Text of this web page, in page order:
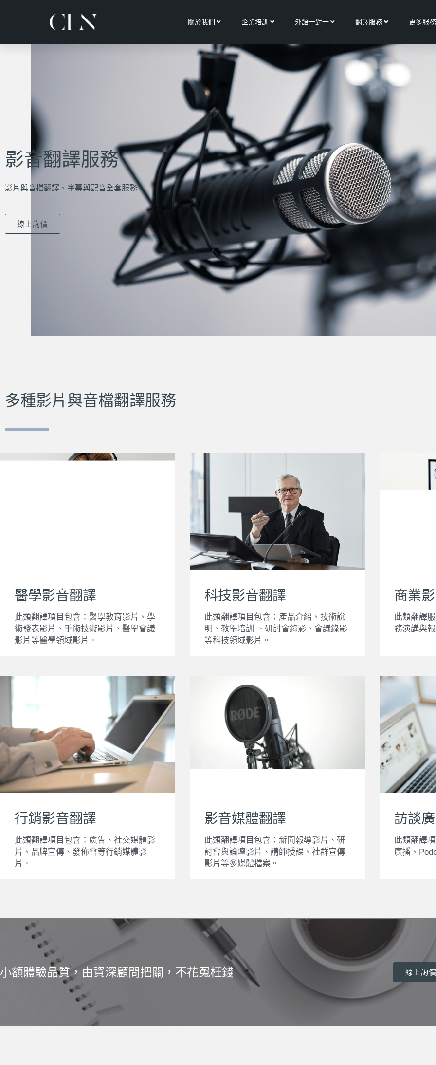
關於我們 Open 關於我們
企業培訓 Open 企業培訓
外語一對一Open 外語一對一
翻譯服務Open 翻譯服務
更多服務
影音翻譯服務
影片與音檔翻譯、字幕與配音全套服務
線上詢價
多種影片與音檔翻譯服務
醫學影音翻譯
此類翻譯項目包含：醫學教育影片、學
術發表影片、手術技術影片、醫學會議
影片等醫學領域影片。
科技影音翻譯
此類翻譯項目包含：產品介紹、技術說
明、教學培訓 、研討會錄影、會議錄影
等科技領域影片。
商業
此類翻譯
務演講與
行銷影音翻譯
此類翻譯項目包含：廣告、社交媒體影
片、品牌宣傳、發佈會等行銷媒體影
片。
影音媒體翻譯
此類翻譯項目包含：新聞報導影片、研
討會與論壇影片、講師授課、社群宣傳
影片等多媒體檔案。
訪談
此類翻譯
廣播、
小額體驗品質，由資深顧問把關，不花冤枉錢 線上詢價